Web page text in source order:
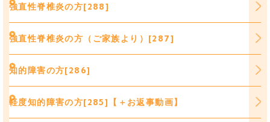
強直性脊椎炎の方[288]
強直性脊椎炎の方（ご家族より）[287]
知的障害の方[286]
軽度知的障害の方[285]【＋お返事動画】